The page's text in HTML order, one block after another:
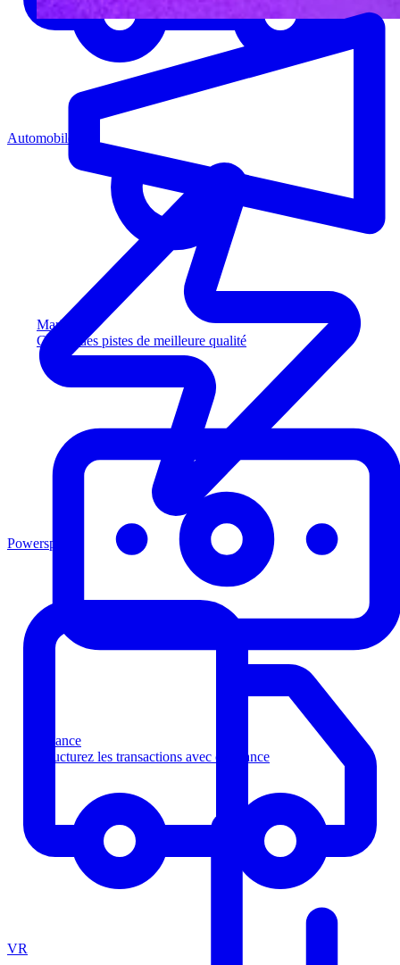
Marketing
Captez des pistes de meilleure qualité
Finance
Structurez les transactions avec confiance
Automobile
Powersports
VR